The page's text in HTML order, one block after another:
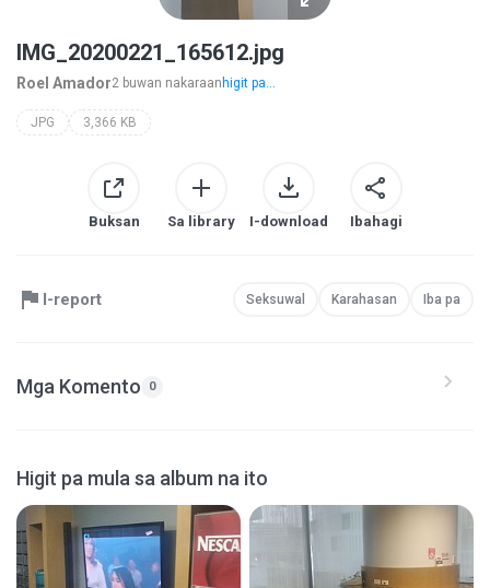
IMG_20200221_165612.jpg
Roel Amador2 buwan nakaraan higit pa...
JPG 3,366 KB
Buksan Sa library I-download Ibahagi
I-report Seksuwal Karahasan Iba pa
Mga Komento 0
Higit pa mula sa album na ito